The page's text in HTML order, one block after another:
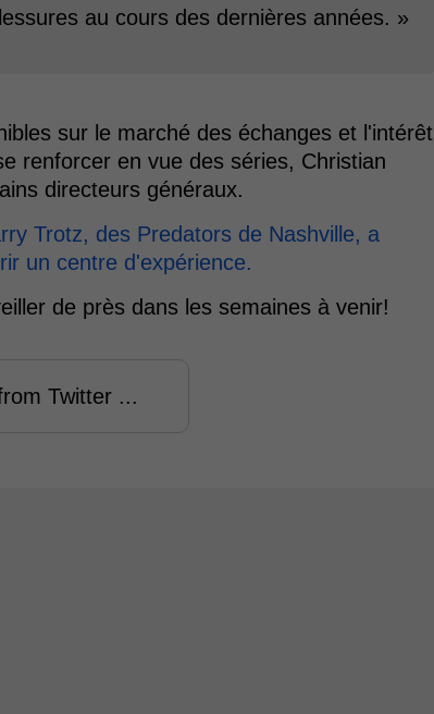
au cours des dernières années. »
sur le marché des échanges et l'intérêt
renforcer en vue des séries, Christian
directeurs généraux.
Trotz, des Predators de Nashville, a
un centre d'expérience.
de près dans les semaines à venir!
Twitter ...